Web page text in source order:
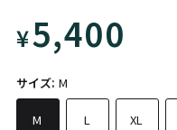
¥5,400
サイズ: M
M L XL